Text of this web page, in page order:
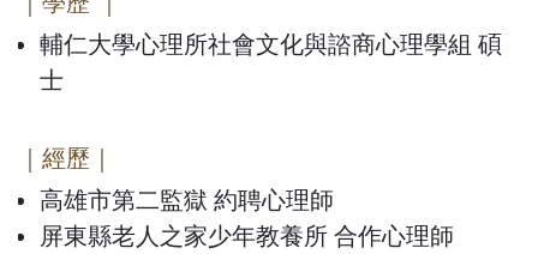
輔仁大學心理所社會文化與諮商心理學組 碩
士
｜經歷｜
高雄市第二監獄 約聘心理師
屏東縣老人之家少年教養所 合作心理師